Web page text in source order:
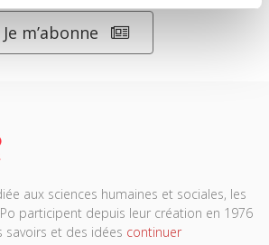
Je m’abonne
aux sciences humaines et sociales, les
participent depuis leur création en 1976
savoirs et des idées continuer